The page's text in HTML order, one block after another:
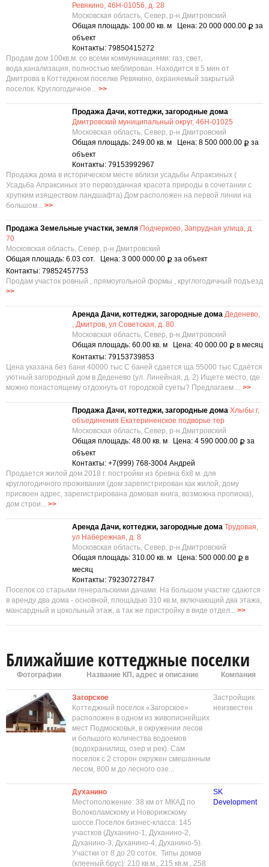
Ревякино, 46Н-01056, д. 28
Московская область, Север, р-н Дмитровский
Общая площадь: 100.00 кв. м Цена: 20 000 000.00 Р за
объект
Контакты: 79850415272
Продам дом 100кв.м. со всеми коммуникациями: газ, свет,
вода,канализация, полностью меблирован. Находится в 5 мин от
Дмитрова в Коттеджном поселке Ревякино, охраняемый закрытый
поселок. Круглогодичное... >>
Продажа Дачи, коттеджи, загородные дома
Дмитровский муниципальный округ, 46Н-01025
Московская область, Север, р-н Дмитровский
Общая площадь: 249.00 кв. м Цена: 8 500 000.00 Р за
объект
Контакты: 79153992967
Продажа дома в историческом месте вблизи усадьбы Апраксиных (
Усадьба Апраксиных это первозданная красота природы в сочетании с
хрупким изяществом ландшафта) Дом расположен на первой линии на
большом... >>
Продажа Земельные участки, земля Подчерково, Запрудная улица, д.
70
Московская область, Север, р-н Дмитровский
Общая площадь: 6.03 сот. Цена: 3 000 000.00 Р за объект
Контакты: 79852457753
Продам участок ровный , прямоугольной формы , круглогодичный подъезд
>>
Аренда Дачи, коттеджи, загородные дома Деденево,
, Дмитров, ул Советская, д. 80
Московская область, Север, р-н Дмитровский
Общая площадь: 60.00 кв. м Цена: 40 000.00 Р в месяц
Контакты: 79153739853
Цена указана без бани 40000 тыс С баней сдается ща 55000 тыс Сдаётся
уютный загородный дом в Деденево (ул. Линейная, д. 2) Ищете место, где
можно понастоящему отдохнуть от городской суеты? Предлагаем ... >>
Продажа Дачи, коттеджи, загородные дома Хлыбы г,
объединения Екатериненское подворье тер
Московская область, Север, р-н Дмитровский
Общая площадь: 48.00 кв. м Цена: 4 590 000.00 Р за
объект
Контакты: +7(999) 768-3004 Андрей
Продается жилой дом 2018 г. постройки из бревна 6х8 м. для
круглогодичного проживания (дом зарегистрирован как жилой, дому
присвоен адрес, зарегистрирована домовая книга, возможна прописка),
дом строи... >>
Аренда Дачи, коттеджи, загородные дома Трудовая,
ул Набережная, д. 8
Московская область, Север, р-н Дмитровский
Общая площадь: 310.00 кв. м Цена: 500 000.00 Р в
месяц
Контакты: 79230727847
Поселок со старыми генеральскими дачами. На большом участке сдаются
в аренду два дома - основной, площадью 310 кв.м, включающий два этажа,
мансардный и цокольный этаж, а так же пристройку в виде отдел... >>
Ближайшие коттеджные поселки
Фотографии Название КП, адрес и описание Компания
Загорское
Коттеджный поселок «Загорское»
расположен в одном из живописнейших
мест Подмосковья, в окружении лесов
и большого количества водоемов
(водохранилищ, озер и рек). Сам
поселок с 2 сторон окружен смешанным
лесом, 800 м до лесного озе...
Застройщик
неизвестен
Духанино
Местоположение: 38 км от МКАД по
Волоколамскому и Новорижскому
шоссе.Поселок бизнес-класса: 145
участков (Духанино-1, Духанино-2,
Духанино-3, Духанино-4, Духанино-5).
Участки от 8 до 20 соток. Типы домов
(клееный брус): 210 кв.м., 215 кв.м., 258
SK
Development